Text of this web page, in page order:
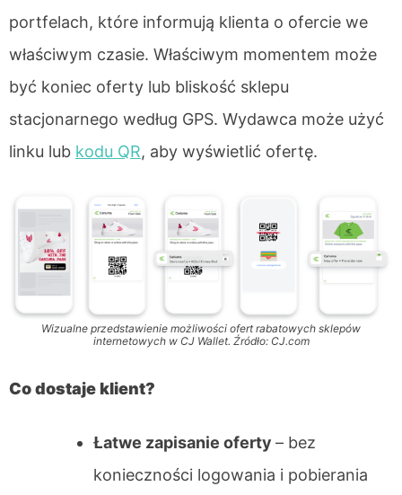
portfelach, które informują klienta o ofercie we
właściwym czasie. Właściwym momentem może
być koniec oferty lub bliskość sklepu
stacjonarnego według GPS. Wydawca może użyć
linku lub kodu QR, aby wyświetlić ofertę.
Wizualne przedstawienie możliwości ofert rabatowych sklepów
internetowych w CJ Wallet. Źródło: CJ.com
Co dostaje klient?
Łatwe zapisanie oferty – bez
konieczności logowania i pobierania